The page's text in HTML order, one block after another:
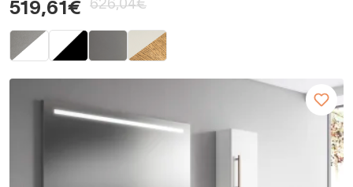
519,61€ 626,04€